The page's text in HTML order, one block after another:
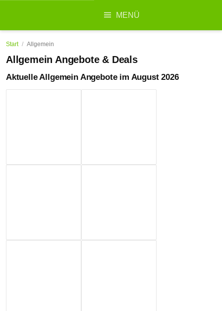
MENÜ
Start / Allgemein
Allgemein Angebote & Deals
Aktuelle Allgemein Angebote im August 2026